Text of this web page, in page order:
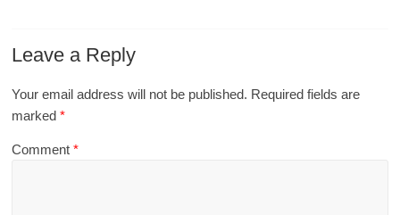
Leave a Reply
Your email address will not be published. Required fields are
marked*
Comment*